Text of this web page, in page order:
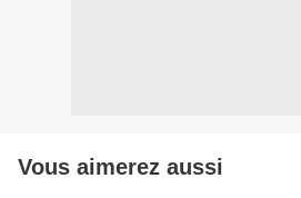
Vous aimerez aussi